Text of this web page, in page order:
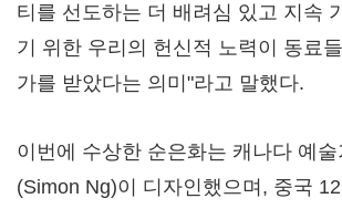
티를 선도하는 더 배려심 있고 지속
기 위한 우리의 헌신적 노력이 동료
가를 받았다는 의미"라고 말했다.
이번에 수상한 순은화는 캐나다 예
(Simon Ng)이 디자인했으며, 중국